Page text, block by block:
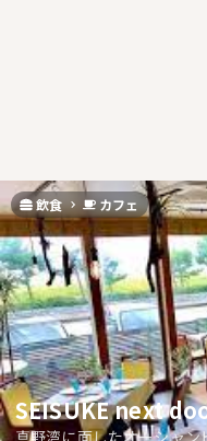
飲食 カフェ
SEISUKE next
真野湾に面したオーシャ